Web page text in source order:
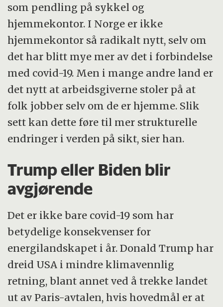
som pendling på sykkel og
hjemmekontor. I Norge er ikke
hjemmekontor så radikalt nytt, selv om
det har blitt mye mer av det i forbindelse
med covid-19. Men i mange andre land er
det nytt at arbeidsgiverne stoler på at
folk jobber selv om de er hjemme. Slik
sett kan dette føre til mer strukturelle
endringer i verden på sikt, sier han.
Trump eller Biden blir
avgjørende
Det er ikke bare covid-19 som har
betydelige konsekvenser for
energilandskapet i år. Donald Trump har
dreid USA i mindre klimavennlig
retning, blant annet ved å trekke landet
ut av Paris-avtalen, hvis hovedmål er at